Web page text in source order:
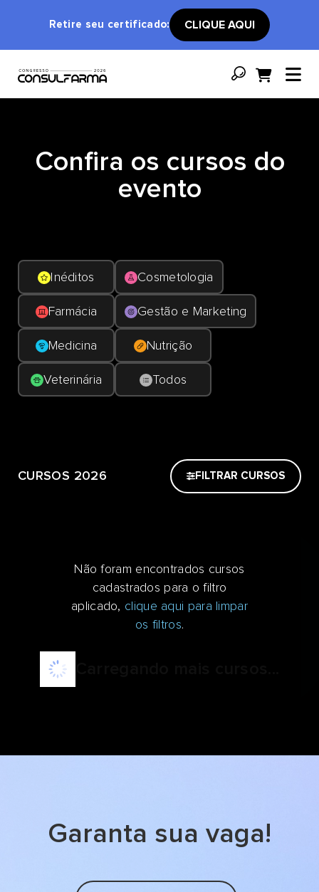
Retire seu certificado: CLIQUE AQUI
Confira os cursos do
evento
Inéditos Cosmetologia
Farmácia Gestão e Marketing
Medicina Nutrição
Veterinária Todos
CURSOS 2026 FILTRAR CURSOS
Não foram encontrados cursos
cadastrados para o filtro
aplicado, clique aqui para limpar
os filtros.
Garanta sua vaga!